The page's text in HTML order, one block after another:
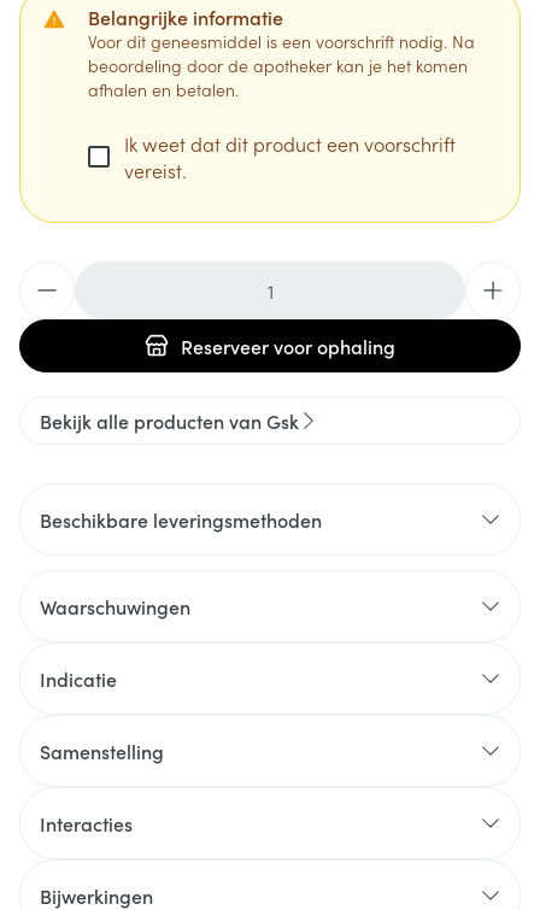
Belangrijke informatie
Voor dit geneesmiddel is een voorschrift nodig. Na
beoordeling door de apotheker kan je het komen
afhalen en betalen.
Ik weet dat dit product een voorschrift
vereist.
Reserveervoor ophaling
Bekijk alle producten van Gsk
Beschikbare leveringsmethoden
Waarschuwingen
Indicatie
Samenstelling
Interacties
Bijwerkingen